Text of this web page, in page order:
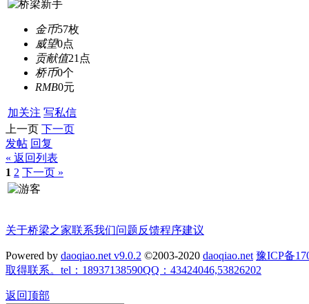
金币57枚
威望0点
贡献值21点
桥币0个
RMB0元
加关注 写私信
上一页 下一页
发帖 回复
« 返回列表
1 2 下一页 »
关于桥梁之家联系我们问题反馈程序建议
Powered by daoqiao.net v9.0.2 ©2003-2020 daoqiao.net 豫ICP备
取得联系。tel：18937138590QQ：43424046,53826202
返回顶部